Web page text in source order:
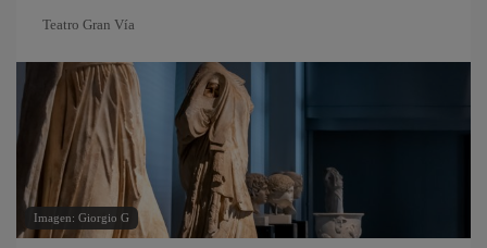
Teatro Gran Vía
Imagen: Giorgio G